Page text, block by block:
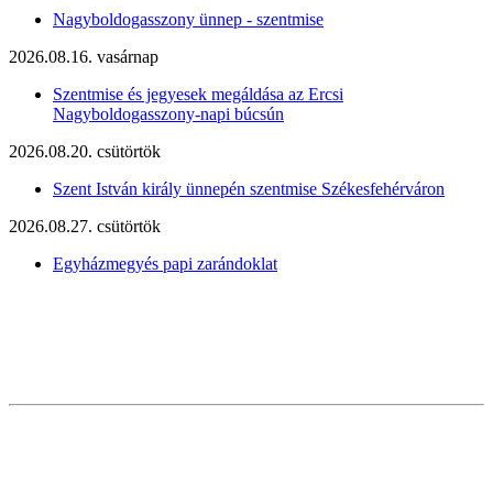
Nagyboldogasszony ünnep - szentmise
2026.08.16. vasárnap
Szentmise és jegyesek megáldása az Ercsi
Nagyboldogasszony-napi búcsún
2026.08.20. csütörtök
Szent István király ünnepén szentmise Székesfehérváron
2026.08.27. csütörtök
Egyházmegyés papi zarándoklat